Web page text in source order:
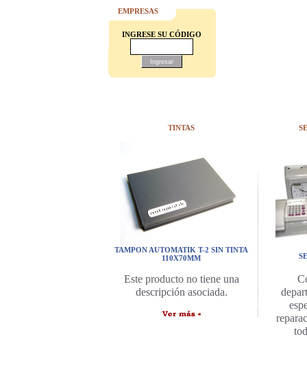
EMPRESAS
INGRESE SU CÓDIGO
TINTAS
TAMPON AUTOMATIK T-2 SIN TINTA
110X70MM
Este producto no tiene una
descripción asociada.